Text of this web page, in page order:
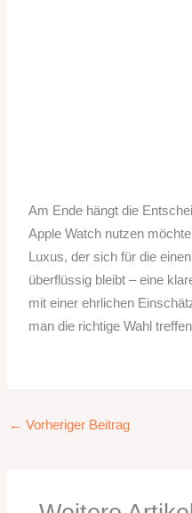
Am Ende hängt die
Apple Watch nutzen
Luxus, der sich für die
überflüssig bleibt – eine
mit einer ehrlichen
man die richtige Wahl
← Vorheriger Beitrag